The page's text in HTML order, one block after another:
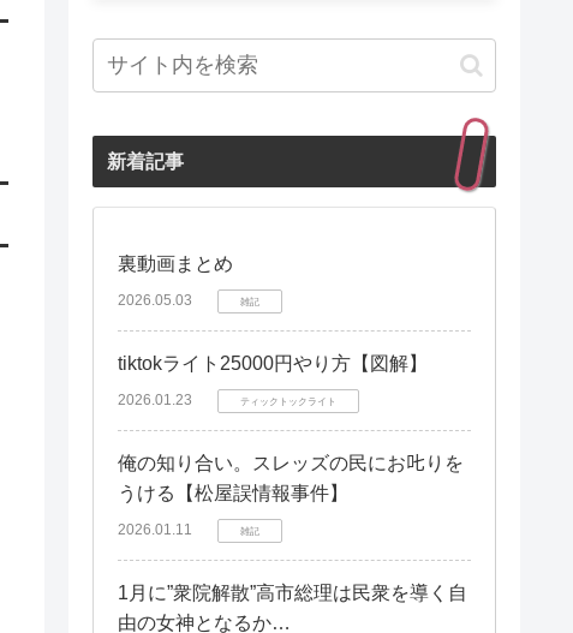
妊娠中や子供、ペットへの影響は？
ホットカーペットの電磁波を低減させ
電磁波対策がされているホットカーペ
ットを選ぶ
ホットカーペットを使う際の工夫
電磁波対策グッズは効果がある？
ホットカーペット以外の暖房器具の選
電磁波に関する誤解と正しい知識
電磁波は嘘？よくある誤解
電磁波の安全基準について
電磁波対策で安心安全な冬を過ごそう
Q&A
新着記事
裏動画まとめ
2026.05.03 雑記
tiktokライト25000円やり方【図解】
2026.01.23 ティックトックライト
俺の知り合い。スレッズの民にお𠮟りを
うける【松屋誤情報事件】
2026.01.11 雑記
1月に”衆院解散”高市総理は民衆を導く自
由の女神となるか…